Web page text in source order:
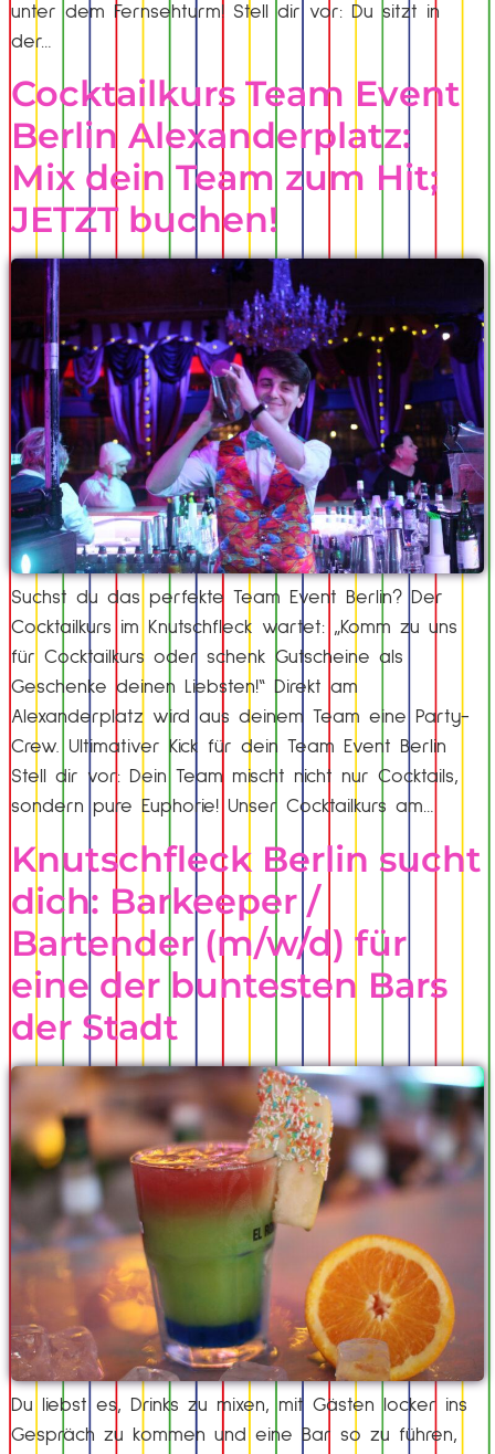
unter dem Fernsehturm! Stell dir vor: Du sitzt in
der…
Cocktailkurs Team Event
Berlin Alexanderplatz:
Mix dein Team zum Hit;
JETZT buchen!
Suchst du das perfekte Team Event Berlin? Der
Cocktailkurs im Knutschfleck wartet: „Komm zu uns
für Cocktailkurs oder schenk Gutscheine als
Geschenke deinen Liebsten!“ Direkt am
Alexanderplatz wird aus deinem Team eine Party-
Crew. Ultimativer Kick für dein Team Event Berlin
Stell dir vor: Dein Team mischt nicht nur Cocktails,
sondern pure Euphorie! Unser Cocktailkurs am…
Knutschfleck Berlin sucht
dich: Barkeeper /
Bartender (m/w/d) für
eine der buntesten Bars
der Stadt
Du liebst es, Drinks zu mixen, mit Gästen locker ins
Gespräch zu kommen und eine Bar so zu führen,